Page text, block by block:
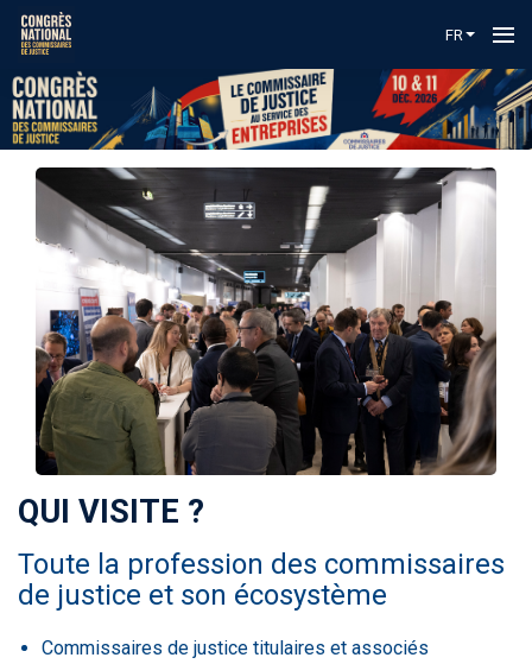
FR
QUI VISITE ?
Toute la profession des commissaires
de justice et son écosystème
Commissaires de justice titulaires et associés